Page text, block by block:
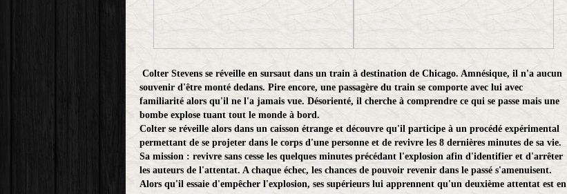
Colter Stevens se réveille en sursaut dans un train à destination de Chicago. Amnésique, il n'a aucun
souvenir d'être monté dedans. Pire encore, une passagère du train se comporte avec lui avec
familiarité alors qu'il ne l'a jamais vue. Désorienté, il cherche à comprendre ce qui se passe mais une
bombe explose tuant tout le monde à bord.
Colter se réveille alors dans un caisson étrange et découvre qu'il participe à un procédé expérimental
permettant de se projeter dans le corps d'une personne et de revivre les 8 dernières minutes de sa vie.
Sa mission : revivre sans cesse les quelques minutes précédant l'explosion afin d'identifier et d'arrêter
les auteurs de l'attentat. A chaque échec, les chances de pouvoir revenir dans le passé s'amenuisent.
Alors qu'il essaie d'empêcher l'explosion, ses supérieurs lui apprennent qu'un deuxième attentat est en